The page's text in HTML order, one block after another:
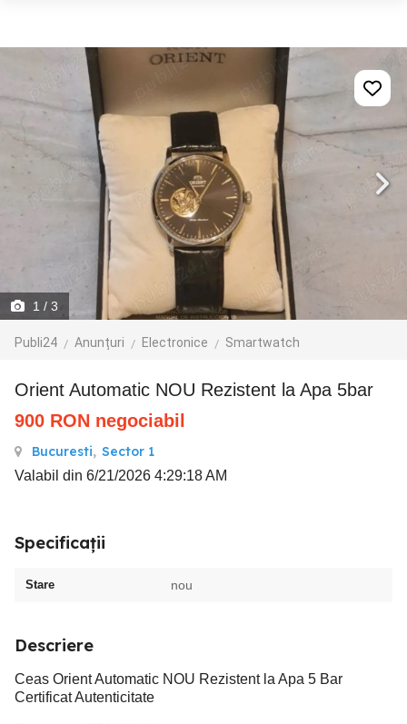
1 / 3
Publi24 Anunțuri Electronice Smartwatch
Orient Automatic NOU Rezistent la Apa 5bar
900 RON negociabil
Bucuresti, Sector 1
Valabil din 6/21/2026 4:29:18 AM
Specificații
Stare nou
Descriere
Ceas Orient Automatic NOU Rezistent la Apa 5 Bar
Certificat Autenticitate